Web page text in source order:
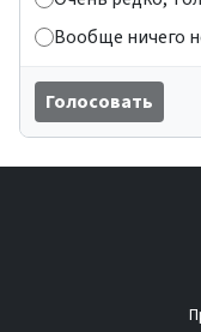
Вообще ничего
Голосовать